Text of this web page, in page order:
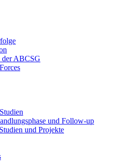
der ABCSG
und Follow-up
und Projekte